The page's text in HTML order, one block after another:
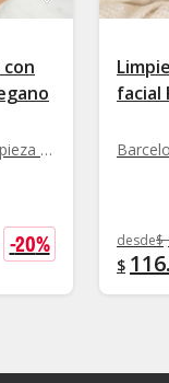
Barcelona · Tratamiento y limpieza facial
-20%
facial
desde$
$